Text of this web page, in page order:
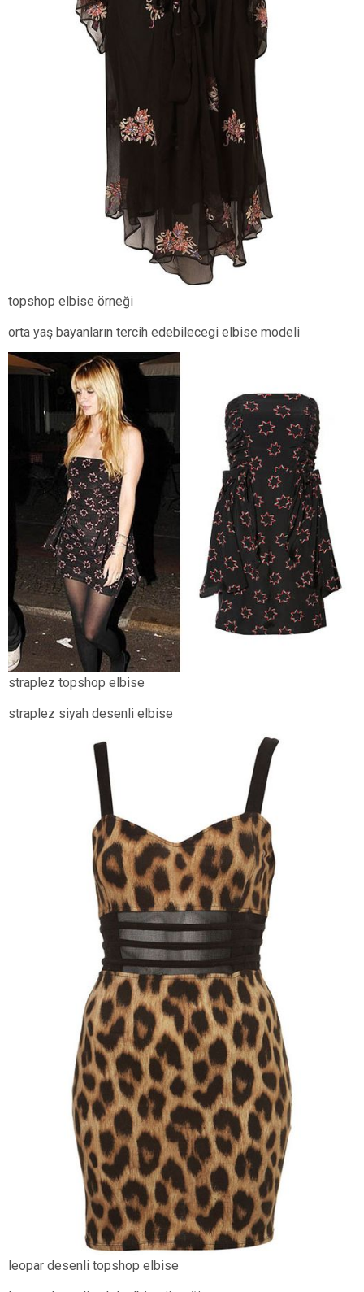
topshop elbise örneği
orta yaş bayanların tercih edebilecegi elbise modeli
straplez topshop elbise
straplez siyah desenli elbise
leopar desenli topshop elbise